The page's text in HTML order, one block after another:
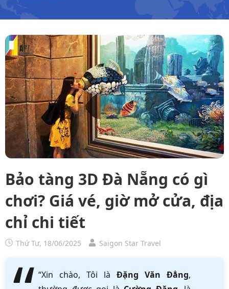
Bảo tàng 3D Đà Nẵng có gì
chơi? Giá vé, giờ mở cửa, địa
chỉ chi tiết
Thứ Tư, 18/06/2025 Saigon Star Travel
“Xin chào, Tôi là Đặng Văn Đẳng,